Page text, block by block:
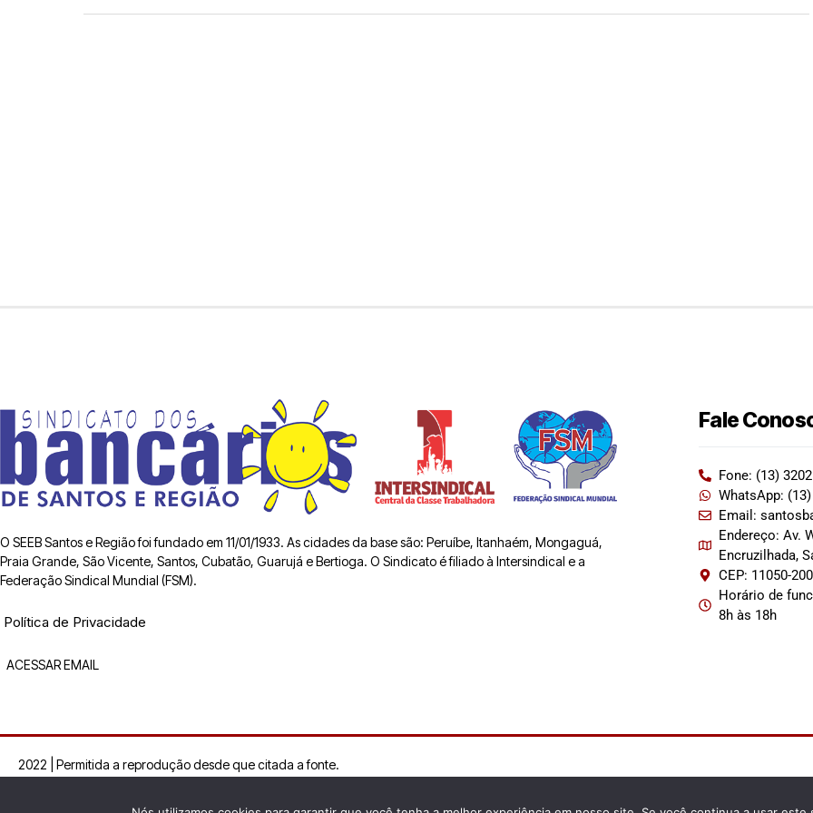
O SEEB Santos e Região foi fundado em 11/01/1933. As cidades da base são: Peruíbe, Itanhaém, Mongaguá,
Praia Grande, São Vicente, Santos, Cubatão, Guarujá e Bertioga. O Sindicato é filiado à Intersindical e a
Federação Sindical Mundial (FSM).
Política de Privacidade
ACESSAR EMAIL
Fale
Fone: (13)
WhatsApp:
Email:
Endereço: Av.
Encruzilhada,
CEP: 11050-200
Horário de
8h às 18h
2022 | Permitida a reprodução desde que citada a fonte.